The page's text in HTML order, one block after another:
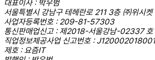
대표이사 : 박우범
서울특별시 강남구 테헤란로 211 3층 ㈜위시켓
사업자등록번호 : 209-81-57303
통신판매업신고 : 제2018-서울강남-02337 호
직업정보제공사업 신고번호 :
제호 : 요즘IT